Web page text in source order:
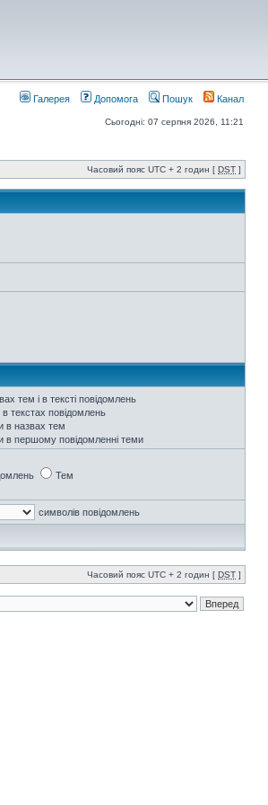
Галерея Допомога Пошук Канал
Сьогодні: 07 серпня 2026, 11:21
Часовий пояс UTC + 2 годин [ DST ]
тем і в тексті повідомлень
текстах повідомлень
в назвах тем
в першому повідомленні теми
Тем
символів повідомлень
Часовий пояс UTC + 2 годин [ DST ]